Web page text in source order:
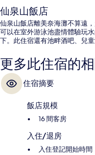
仙泉山飯店
仙泉山飯店離美奈海灘不算遠
可以在室外游泳池盡情體驗玩
下。此住宿還有池畔酒吧、兒
更多此住宿的
住宿摘要
飯店規模
16 間客房
入住/退房
入住登記開始時